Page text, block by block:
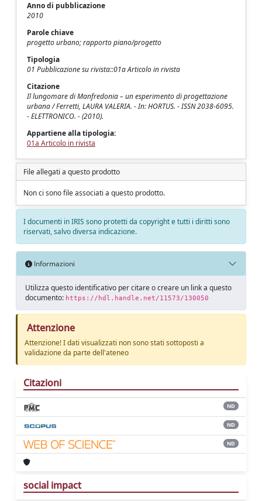
Anno di pubblicazione
2010
Parole chiave
progetto urbano; rapporto piano/progetto
Tipologia
01 Pubblicazione su rivista::01a Articolo in rivista
Citazione
Il lungomare di Manfredonia – un esperimento di progettazione
urbana / Ferretti, LAURA VALERIA. - In: HORTUS. - ISSN 2038-6095.
- ELETTRONICO. - (2010).
Appartiene alla tipologia:
01a Articolo in rivista
File allegati a questo prodotto
Non ci sono file associati a questo prodotto.
I documenti in IRIS sono protetti da copyright e tutti i diritti sono
riservati, salvo diversa indicazione.
Informazioni
Utilizza questo identificativo per citare o creare un link a questo
documento: https://hdl.handle.net/11573/130050
Attenzione
Attenzione! I dati visualizzati non sono stati sottoposti a
validazione da parte dell'ateneo
Citazioni
ND
ND
ND
social impact